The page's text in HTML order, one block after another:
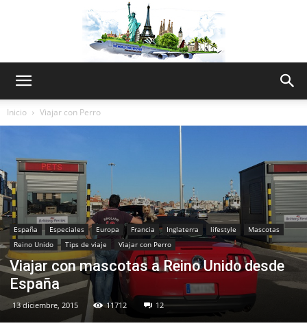
Thru
Inicio Viajar con Perro
España Especiales Europa Francia Inglaterra lifestyle
Mascotas
Reino Unido
Tips de viaje Viajar con Perro
Viajar con mascotas a Reino Unido desde
España
13 diciembre, 2015 11712 12